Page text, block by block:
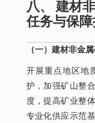
八、 建材
任务与保
（一）建材非金
开展重点地区地
护，加强矿山整
度，提高矿业整
专业化供应示范